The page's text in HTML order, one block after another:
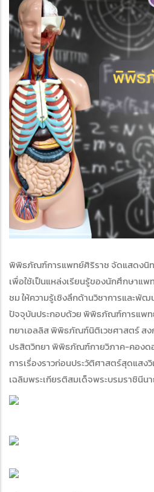
พิพิธภัณฑ์การแพทย์ศิริราช จัดแสดงนิท
เพื่อใช้เป็นแหล่งเรียนรู้ของนักศึกษาแพ
ชม ให้ความรู้เชิงลึกด้านวิชาการและพั
ปัจจุบันประกอบด้วย พิพิธภัณฑ์การแพ
ทยาเอลลิส พิพิธภัณฑ์นิติเวชศาสตร์ ส
ปรสิตวิทยา พิพิธภัณฑ์กายวิภาค-คอง
การเรื่องราวก่อนประวัติศาสตร์สุดแส
เฉลิมพระเกียรติสมเด็จพระบรมราชินีน